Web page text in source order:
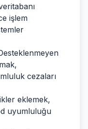
işlem
cezaları
eklemek,
uyumluluğu